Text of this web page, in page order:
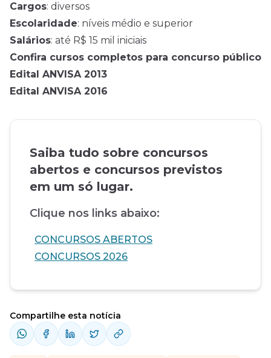
Cargos: diversos
Escolaridade: níveis médio e superior
Salários: até R$ 15 mil iniciais
Confira cursos completos para concurso público
Edital ANVISA 2013
Edital ANVISA 2016
Saiba tudo sobre concursos
abertos e concursos previstos
em um só lugar.
Clique nos links abaixo:
CONCURSOS ABERTOS
CONCURSOS 2026
Compartilhe esta notícia